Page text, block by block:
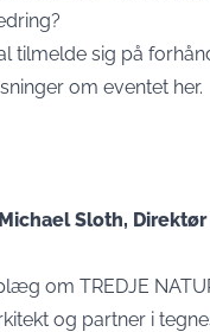
tilmelde sig på
om eventet her.
Sloth,
om TREDJE
og partner i